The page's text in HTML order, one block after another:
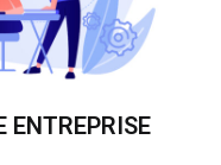
ENTREPRISE